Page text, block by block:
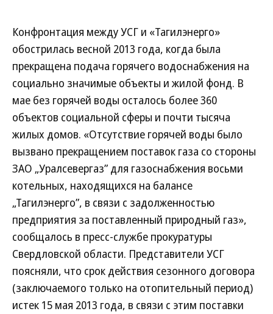
Конфронтация между УСГ и «Тагилэнерго»
обострилась весной 2013 года, когда была
прекращена подача горячего водоснабжения на
социально значимые объекты и жилой фонд. В
мае без горячей воды осталось более 360
объектов социальной сферы и почти тысяча
жилых домов. «Отсутствие горячей воды было
вызвано прекращением поставок газа со стороны
ЗАО „Уралсевергаз” для газоснабжения восьми
котельных, находящихся на балансе
„Тагилэнерго”, в связи с задолженностью
предприятия за поставленный природный газ»,
сообщалось в пресс-службе прокуратуры
Свердловской области. Представители УСГ
поясняли, что срок действия сезонного договора
(заключаемого только на отопительный период)
истек 15 мая 2013 года, в связи с этим поставки